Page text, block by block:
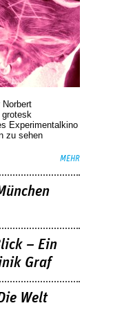
Experimentalkino
zu sehen
MEHR
– Ein
Graf
Welt